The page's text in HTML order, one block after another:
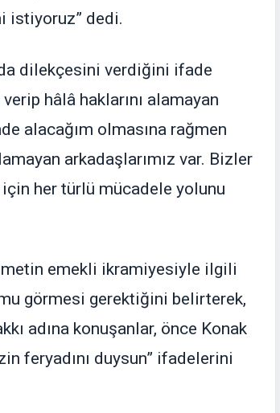
istiyoruz” dedi.
dilekçesini verdiğini ifade
hâlâ haklarını alamayan
alacağım olmasına rağmen
arkadaşlarımız var. Bizler
her türlü mücadele yolunu
emekli ikramiyesiyle ilgili
görmesi gerektiğini belirterek,
adına konuşanlar, önce Konak
feryadını duysun” ifadelerini